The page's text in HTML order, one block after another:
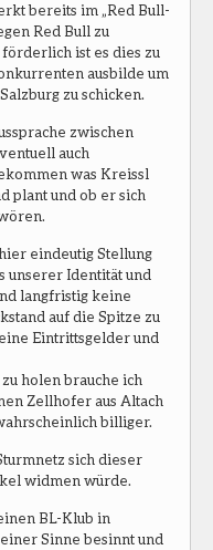
bereits im „Red Bull-
Red Bull zu
ist es dies zu
ausbilde um
zu schicken.
zwischen
auch
was Kreissl
plant und ob er sich
eindeutig Stellung
unserer Identität und
langfristig keine
auf die Spitze zu
Eintrittsgelder und
holen brauche ich
Zellhofer aus Altach
billiger.
sich dieser
widmen würde.
BL-Klub in
Sinne besinnt und